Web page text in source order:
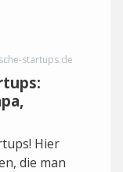
startups.de
Hier
die man